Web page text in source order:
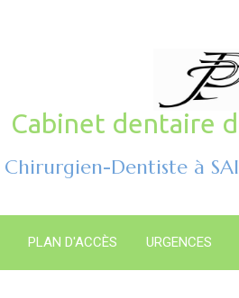
PLAN D'ACCÈS URGENCES
Cabinet dentaire
Chirurgien-Dentiste à